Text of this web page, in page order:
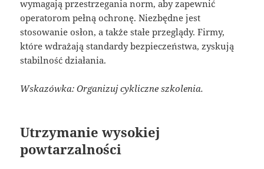
wymagają przestrzegania norm, aby zapewnić
operatorom pełną ochronę. Niezbędne jest
stosowanie osłon, a także stałe przeglądy. Firmy,
które wdrażają standardy bezpieczeństwa, zyskują
stabilność działania.
Wskazówka: Organizuj cykliczne szkolenia.
Utrzymanie wysokiej
powtarzalności